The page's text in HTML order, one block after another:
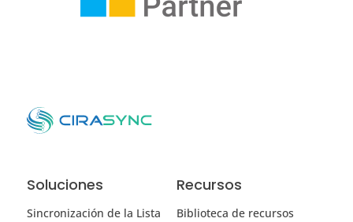
Soluciones
Sincronización de la Lista
Recursos
Biblioteca de recursos